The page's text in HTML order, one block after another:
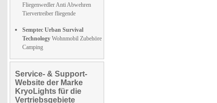
Fliegenwedler Anti Abwehren
Tiervertreiber fliegende
Semptec Urban Survival
Technology Wohnmobil Zubehöre
Camping
Service- & Support-
Website der Marke
KryoLights für die
Vertriebsgebiete